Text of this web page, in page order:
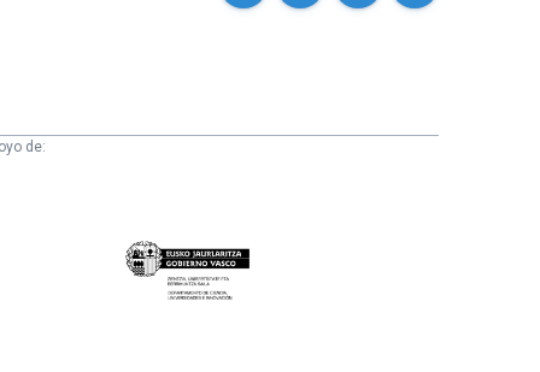
de:
Eusko
Jaurlaritza